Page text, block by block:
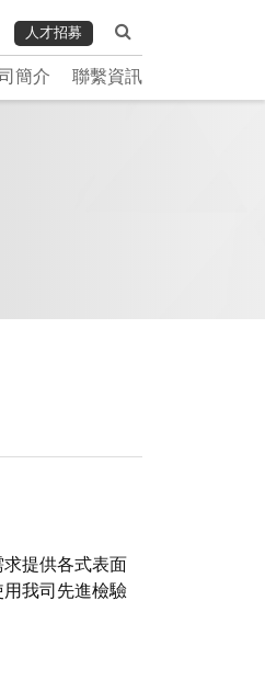
人才招募
簡介 聯繫資訊
提供各式表面
我司先進檢驗